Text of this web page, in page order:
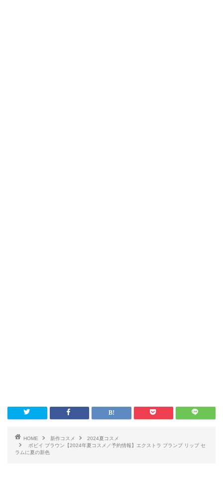
HOME 新作コスメ
2024夏コスメ
ボビイ ブラウン【2024年夏コスメ／予約情報】エクストラ プランプ リップ セ
ラムに夏の新色